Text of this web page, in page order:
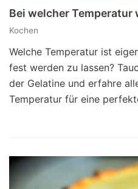
Bei welcher Temperatur
Kochen
Welche Temperatur ist
fest werden zu lassen?
der Gelatine und erfahre
Temperatur für eine